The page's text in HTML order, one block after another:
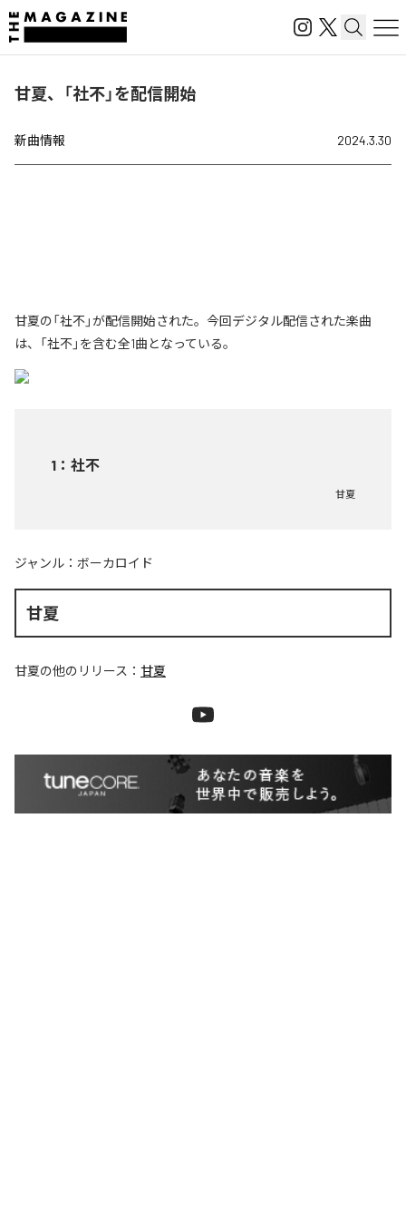
甘夏、「社不」を配信開始
新曲情報 2024.3.30
甘夏の「社不」が配信開始された。今回デジタル配信された楽曲
は、「社不」を含む全1曲となっている。
1 ： 社不
甘夏
ジャンル： ボーカロイド
甘夏
甘夏の他のリリース： 甘夏